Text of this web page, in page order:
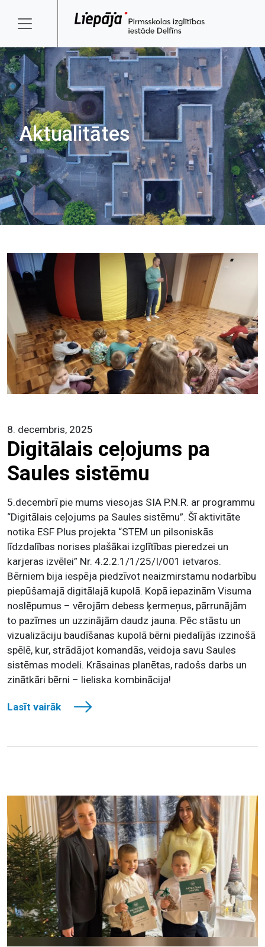
Aktualitātes
8. decembris, 2025
Digitālais ceļojums pa
Saules sistēmu
5.decembrī pie mums viesojas SIA P.N.R. ar programmu
“Digitālais ceļojums pa Saules sistēmu”. Šī aktivitāte
notika ESF Plus projekta “STEM un pilsoniskās
līdzdalības norises plašākai izglītības pieredzei un
karjeras izvēlei” Nr. 4.2.2.1/1/25/I/001 ietvaros.
Bērniem bija iespēja piedzīvot neaizmirstamu nodarbību
piepūšamajā digitālajā kupolā. Kopā iepazinām Visuma
noslēpumus – vērojām debess ķermeņus, pārrunājām
to pazīmes un uzzinājām daudz jauna. Pēc stāstu un
vizualizāciju baudīšanas kupolā bērni piedalījās izzinošā
spēlē, kur, strādājot komandās, veidoja savu Saules
sistēmas modeli. Krāsainas planētas, radošs darbs un
zinātkāri bērni – lieliska kombinācija!
Lasīt vairāk